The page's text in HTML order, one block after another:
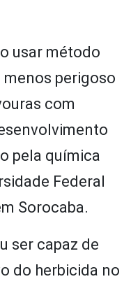
usar método
menos perigoso
com
pela química
Federal
Sorocaba.
ser capaz de
do herbicida no